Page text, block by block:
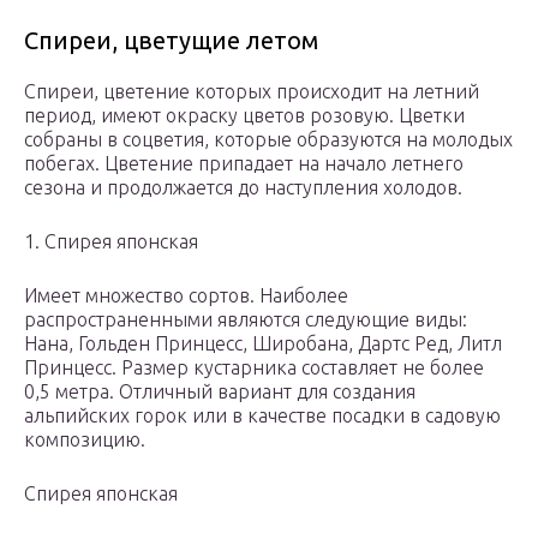
Спиреи, цветущие летом
Спиреи, цветение которых происходит на летний
период, имеют окраску цветов розовую. Цветки
собраны в соцветия, которые образуются на молодых
побегах. Цветение припадает на начало летнего
сезона и продолжается до наступления холодов.
1. Спирея японская
Имеет множество сортов. Наиболее
распространенными являются следующие виды:
Нана, Гольден Принцесс, Широбана, Дартс Ред, Литл
Принцесс. Размер кустарника составляет не более
0,5 метра. Отличный вариант для создания
альпийских горок или в качестве посадки в садовую
композицию.
Спирея японская